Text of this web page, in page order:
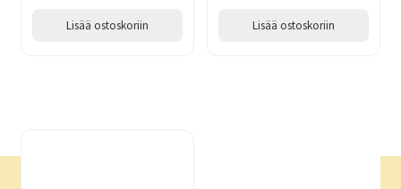
Lisää ostoskoriin Lisää ostoskoriin